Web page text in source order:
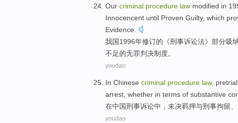
Our criminal procedure law modified in
Innocencent until Proven Guilty, which
Evidence.
我国1996年修订的 《刑事诉讼法》部分吸
不足的无罪判决制度。
youdao
In Chinese criminal procedure law, pretrial
arrest whether in terms of substantive
在中国刑事诉讼中 ， 未决羁押与刑事拘留
youdao